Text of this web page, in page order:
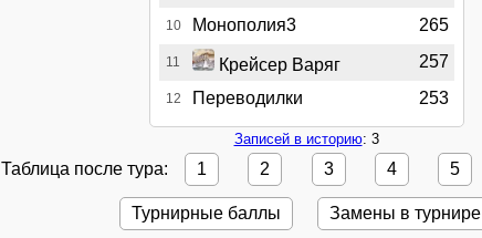
10 Монополия3 265
11 Крейсер Варяг 257
12 Переводилки 253
Записей в историю: 3
Таблица после тура: 1 2 3 4 5
Турнирные баллы Замены в турнире